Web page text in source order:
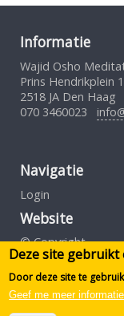
Informatie
Wajid Osho
Prins Hendrikplein 1
2518 JA Den Haag
070 3460023
Navigatie
Login
Website
© Copyright
Privacybeleid
Deze site
Door deze site te
Geef me meer informatie